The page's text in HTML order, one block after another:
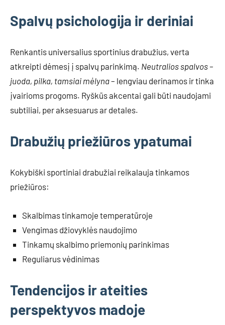
Spalvų psichologija ir deriniai
Renkantis universalius sportinius drabužius, verta
atkreipti dėmesį į spalvų parinkimą. Neutralios spalvos –
juoda, pilka, tamsiai mėlyna– lengviau derinamos ir tinka
įvairioms progoms. Ryškūs akcentai gali būti naudojami
subtiliai, per aksesuarus ar detales.
Drabužių priežiūros ypatumai
Kokybiški sportiniai drabužiai reikalauja tinkamos
priežiūros:
Skalbimas tinkamoje temperatūroje
Vengimas džiovyklės naudojimo
Tinkamų skalbimo priemonių parinkimas
Reguliarus vėdinimas
Tendencijos ir ateities
perspektyvos madoje